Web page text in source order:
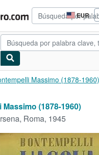
principal
EUR
de
compra
del
Massimo (1878-1960)
(1878-1960)
Roma, 1945